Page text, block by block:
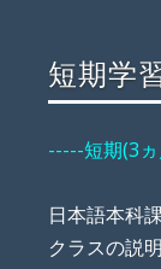
短期学
-----短期(3
日本語本科
クラスの説明